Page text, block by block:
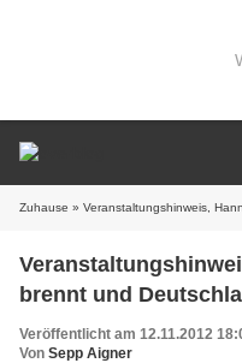
Zuhause » Veranstaltungshinweis,
brennt und
Veröffentlicht am 12.11.2012
Von Sepp Aigner